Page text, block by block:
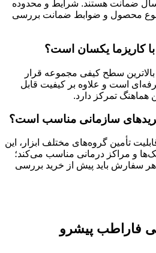
این برند دارای ۵ سال ضمانت هستند. شرایط و محدوده
نوع محصول و ضوابط ضمانت بررسی
با کاریزما یکسان است؟
بالاترین سطح کیفی مجموعه قرار
است و علاوه بر کیفیت قابل
هماهنگ تمرکز دارد.
خریدهای سازمانی مناسب است؟
تأمین گروه‌های مختلف ابزار، این
و مراکز درمانی مناسب می‌کند؛
سفارش باید پیش از خرید بررسی
فاراطب پیشرو